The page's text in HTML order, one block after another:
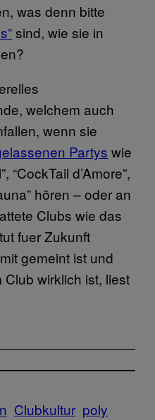
was denn bitte
sind, wie sie in
welchem auch
wenn sie
Partys wie
“CockTail d’Amore”,
hören – oder an
Clubs wie das
fuer Zukunft
gemeint ist und
wirklich ist, liest
Clubkultur poly